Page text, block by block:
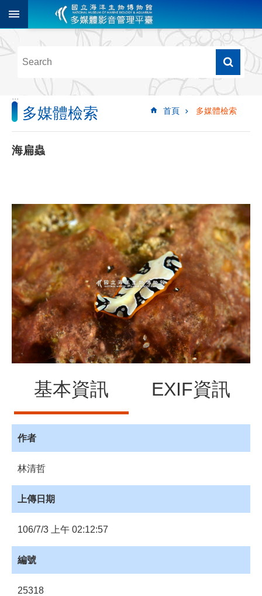
跳到主要內容區塊
階
尋
多
媒
體
檢
像
影
音
源
訊
息
發
布
諮
詢
會
員
專
區
館
員
網
站
:::
首頁 多媒體檢索
多媒體檢索
海扁蟲
基本資訊 EXIF資訊
作者
林清哲
上傳日期
106/7/3 上午 02:12:57
編號
25318